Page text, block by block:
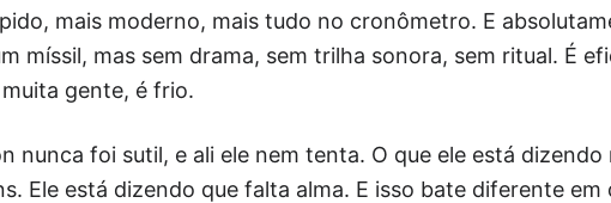
mais moderno, mais tudo no cronômetro. E
míssil, mas sem drama, sem trilha sonora, sem ritual. É
muita gente, é frio.
nunca foi sutil, e ali ele nem tenta. O que ele está
Ele está dizendo que falta alma. E isso bate diferente em